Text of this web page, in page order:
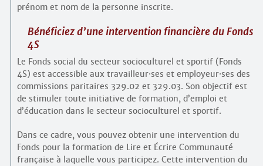
prénom et nom de la personne inscrite.
Bénéficiez d’une intervention financière du Fonds
4S
Le Fonds social du secteur socioculturel et sportif (Fonds
4S) est accessible aux travailleur·ses et employeur·ses des
commissions paritaires 329.02 et 329.03. Son objectif est
de stimuler toute initiative de formation, d’emploi et
d’éducation dans le secteur socioculturel et sportif.
Dans ce cadre, vous pouvez obtenir une intervention du
Fonds pour la formation de Lire et Écrire Communauté
française à laquelle vous participez. Cette intervention du